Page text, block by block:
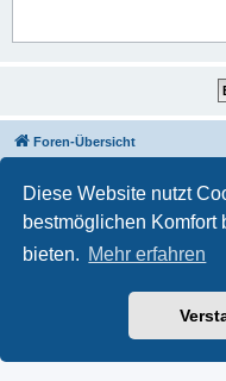
Diese Website nutzt
bestmöglichen Komfort
bieten. Mehr erfahren
Foren-Übersicht
Powered by phpBB
Deutsche